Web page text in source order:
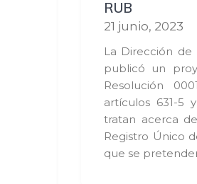
RUB
21 junio, 2023
La Dirección de
publicó un
Resolución
artículos 631-5
tratan acerca
Registro Único
que se